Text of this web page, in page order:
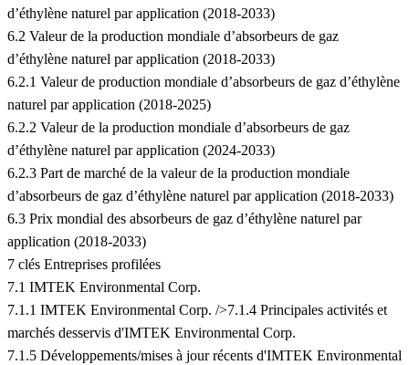
d’éthylène naturel par application (2018-2033)
6.2 Valeur de la production mondiale d’absorbeurs de gaz
d’éthylène naturel par application (2018-2033)
6.2.1 Valeur de production mondiale d’absorbeurs de gaz d’éthylène
naturel par application (2018-2025)
6.2.2 Valeur de la production mondiale d’absorbeurs de gaz
d’éthylène naturel par application (2024-2033)
6.2.3 Part de marché de la valeur de la production mondiale
d’absorbeurs de gaz d’éthylène naturel par application (2018-2033)
6.3 Prix mondial des absorbeurs de gaz d’éthylène naturel par
application (2018-2033)
7 clés Entreprises profilées
7.1 IMTEK Environmental Corp.
7.1.1 IMTEK Environmental Corp. />7.1.4 Principales activités et
marchés desservis d'IMTEK Environmental Corp.
7.1.5 Développements/mises à jour récents d'IMTEK Environmental